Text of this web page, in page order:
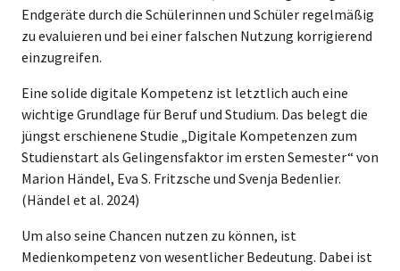
Endgeräte durch die Schülerinnen und Schüler regelmäßig
zu evaluieren und bei einer falschen Nutzung korrigierend
einzugreifen.
Eine solide digitale Kompetenz ist letztlich auch eine
wichtige Grundlage für Beruf und Studium. Das belegt die
jüngst erschienene Studie „Digitale Kompetenzen zum
Studienstart als Gelingensfaktor im ersten Semester“ von
Marion Händel, Eva S. Fritzsche und Svenja Bedenlier.
(Händel et al. 2024)
Um also seine Chancen nutzen zu können, ist
Medienkompetenz von wesentlicher Bedeutung. Dabei ist